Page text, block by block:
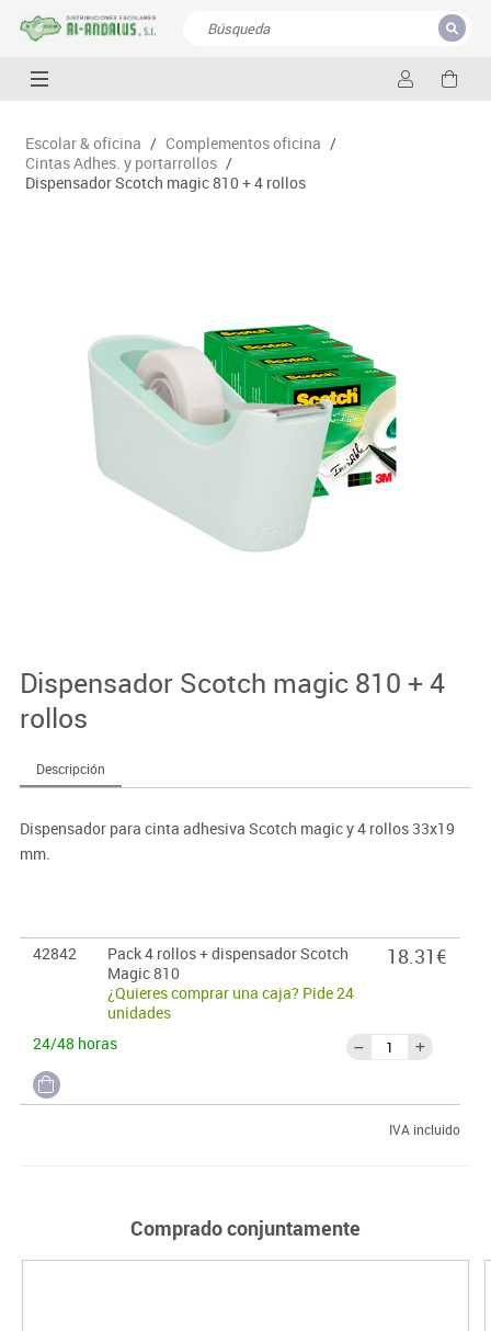
CERRAR
Escolar & oficina / Complementos oficina /
Cintas Adhes. y portarrollos /
Dispensador Scotch magic 810 + 4 rollos
Dispensador Scotch magic 810 + 4
rollos
Descripción
Dispensador para cinta adhesiva Scotch magic y 4 rollos 33x19
mm.
42842
Pack 4 rollos + dispensador Scotch
Magic 810
¿Quieres comprar una caja? Pide 24
unidades
24/48 horas
18.31€
IVA incluido
Comprado conjuntamente